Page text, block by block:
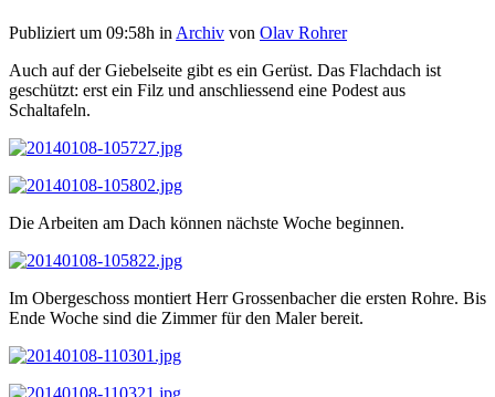
Publiziert um 09:58h in Archiv von Olav Rohrer
Auch auf der Giebelseite gibt es ein Gerüst. Das Flachdach ist
geschützt: erst ein Filz und anschliessend eine Podest aus
Schaltafeln.
Die Arbeiten am Dach können nächste Woche beginnen.
Im Obergeschoss montiert Herr Grossenbacher die ersten Rohre. Bis
Ende Woche sind die Zimmer für den Maler bereit.